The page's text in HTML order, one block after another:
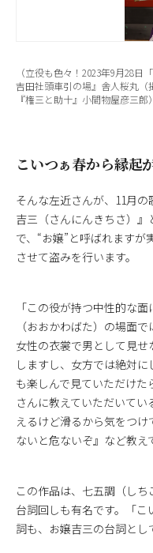
（立役も色々！2023年9月28
吉田社頭車引の場』舎人桜丸（
『権三と助十』小間物屋彦三郎）
こいつぁ春から縁起
そんな左近さんが、11月
吉三（さんにんきちさ）
で、“お嬢”と呼ばれます
させて盗みを行います。
「この役が持つ中性的な
（おおかわばた）の場面
女性の衣裳で男として見
しますし、女方では絶対
も楽しんで見ていただけ
さんに教えていただいて
えるけど滑るから気をつ
ないと危ないぞ』など教え
この作品は、七五調（し
台詞回しも有名です。「
詞も、お嬢吉三の台詞とし